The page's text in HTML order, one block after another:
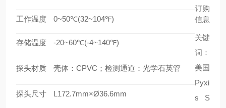
工作温度 0~50℃(32~104℉)
存储温度 -20~60℃(-4~140℉)
探头材质 壳体： CPVC；检测通道：光学石英管
探头尺寸 L172.7mm×Ø36.6mm
订购
信息
关键
词：
美国
Pyxi
s S